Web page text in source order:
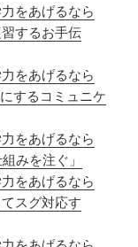
をあげるなら
するお手伝
をあげるなら
するコミュニケ
をあげるなら
みを注ぐ」
をあげるなら
スグ対応す